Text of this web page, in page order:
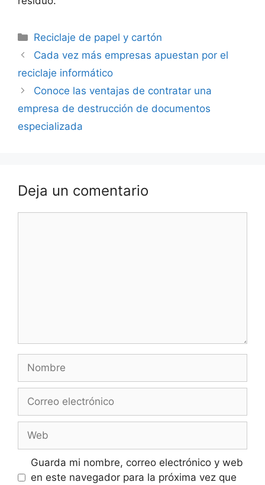
Categorías
Reciclaje de papel y cartón
Cada vez más empresas apuestan por el
reciclaje informático
Conoce las ventajas de contratar una
empresa de destrucción de documentos
especializada
Deja un comentario
electrónico
Guarda mi nombre, correo electrónico y web
en este navegador para la próxima vez que